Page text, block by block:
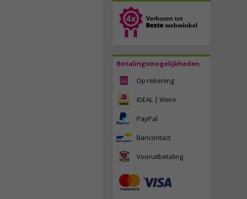
Betalingsmogelijkheden
Op rekening
iDEAL | Wero
PayPal
Bancontact
Vooruitbetaling